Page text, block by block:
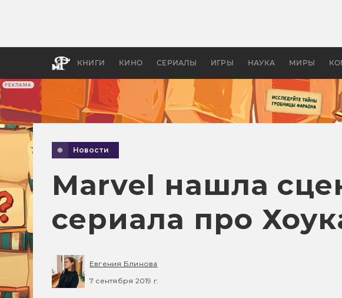
РЕКЛАМА
КНИГИ КИНО СЕРИАЛЫ ИГРЫ НАУКА МИРЫ
апокалипсис, в России
Новости
Marvel нашла
сериала про
Евгения Блинова
7 сентября 2019 г.